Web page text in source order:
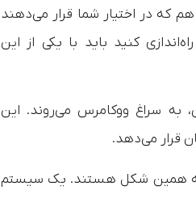
که در اختیار شما قرار می‌دهند
کنید باید با یکی از این
به سراغ ووکامرس می‌روند. این
قرار می‌دهد.
به همین شکل هستند. یک سیستم